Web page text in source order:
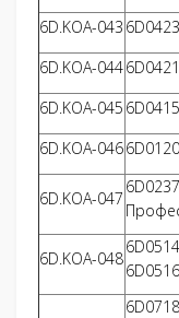
6D.KOA-043
6D.KOA-044
6D.KOA-045
6D.KOA-046
6D.KOA-047
6D.KOA-048